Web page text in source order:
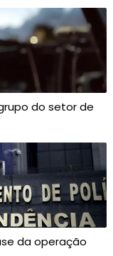
do setor de
da operação